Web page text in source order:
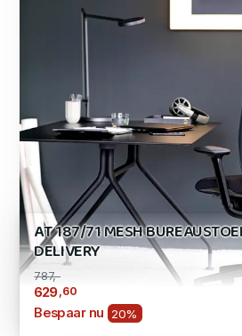
AT 187/71 MESH
DELIVERY
787,-
629 ,60
Bespaar nu 20%